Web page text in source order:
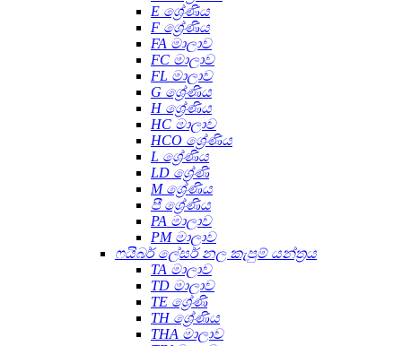
E ශ්‍රේණිය
F ශ්‍රේණිය
FA මාලාව
FC මාලාව
FL මාලාව
G ශ්‍රේණිය
H ශ්‍රේණිය
HC මාලාව
HCO ශ්‍රේණිය
L ශ්‍රේණිය
LD ශ්‍රේණි
M ශ්‍රේණිය
පී ශ්‍රේණිය
PA මාලාව
PM මාලාව
ෆයිබර් ලේසර් නල කැපුම් යන්ත්‍රය
TA මාලාව
TD මාලාව
TE ශ්‍රේණි
TH ශ්‍රේණිය
THA මාලාව